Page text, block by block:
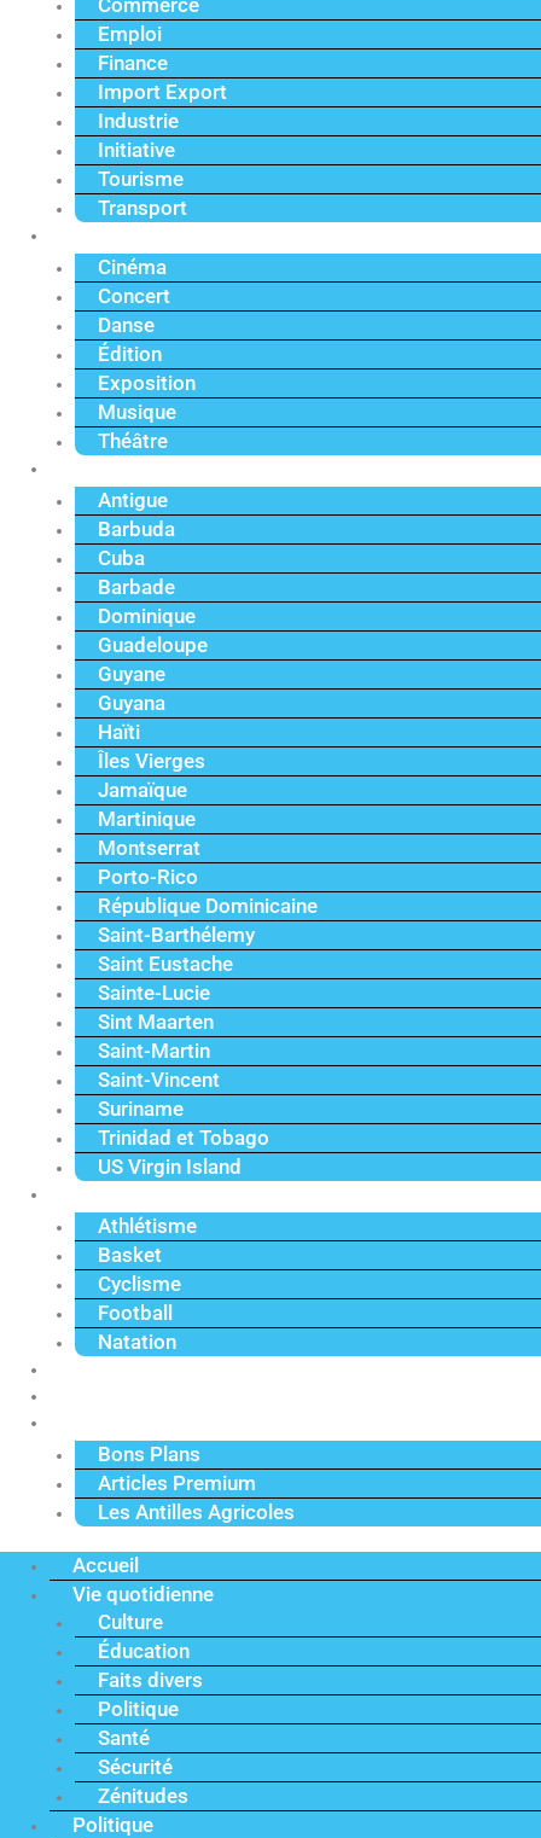
Commerce
Emploi
Finance
Import Export
Industrie
Initiative
Tourisme
Transport
Cinéma
Concert
Danse
Édition
Exposition
Musique
Théâtre
Antigue
Barbuda
Cuba
Barbade
Dominique
Guadeloupe
Guyane
Guyana
Haïti
Îles Vierges
Jamaïque
Martinique
Montserrat
Porto-Rico
République Dominicaine
Saint-Barthélemy
Saint Eustache
Sainte-Lucie
Sint Maarten
Saint-Martin
Saint-Vincent
Suriname
Trinidad et Tobago
US Virgin Island
Athlétisme
Basket
Cyclisme
Football
Natation
Bons Plans
Articles Premium
Les Antilles Agricoles
Accueil
Vie quotidienne
Culture
Éducation
Faits divers
Politique
Santé
Sécurité
Zénitudes
Politique